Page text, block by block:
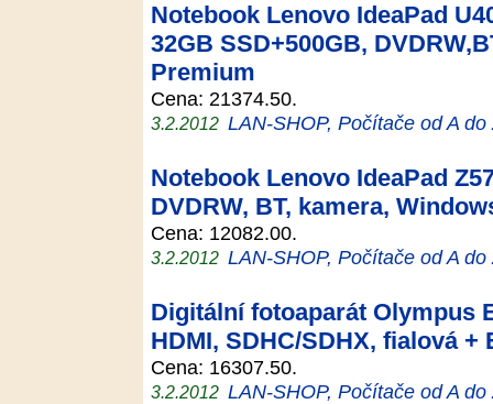
Notebook Lenovo IdeaPad
32GB SSD+500GB,
Premium
Cena: 21374.50.
3.2.2012 LAN-SHOP, Počítače od A do
Notebook Lenovo IdeaPad
DVDRW, BT, kamera,
Cena: 12082.00.
3.2.2012 LAN-SHOP, Počítače od A do
Digitální fotoaparát Olympus
HDMI, SDHC/SDHX, fialová +
Cena: 16307.50.
3.2.2012 LAN-SHOP, Počítače od A do